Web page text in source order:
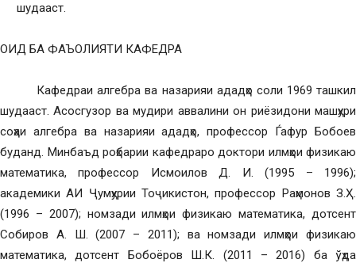
шудааст.
ОИД БА ФАЪОЛИЯТИ КАФЕДРА
Кафедраи алгебра ва назарияи ададҳо соли 1969 ташкил
шудааст. Асосгузор ва мудири аввалини он риёзидони машҳури
соҳаи алгебра ва назарияи ададҳо, профессор Ѓафур Бобоев
буданд. Минбаъд роҳбарии кафедраро доктори илмҳои физикаю
математика, профессор Исмоилов Д. И. (1995 – 1996);
академики АИ Ҷумҳурии Тоҷикистон, профессор Раҳмонов З.Ҳ.
(1996 – 2007); номзади илмҳои физикаю математика, дотсент
Собиров А. Ш. (2007 – 2011); ва номзади илмҳои физикаю
математика, дотсент Бобоёров Ш.К. (2011 – 2016) ба ўҳда